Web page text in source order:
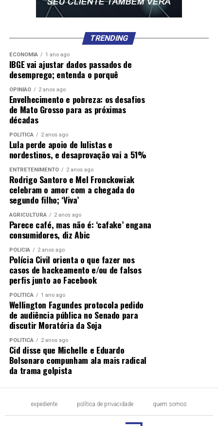
TRENDING
ECONOMIA 1 ano ago
IBGE vai ajustar dados passados de
desemprego; entenda o porquê
OPINIÃO 2 anos ago
Envelhecimento e pobreza: os desafios
de Mato Grosso para as próximas
décadas
POLÍTICA 2 anos ago
Lula perde apoio de lulistas e
nordestinos, e desaprovação vai a 51%
ENTRETENIMENTO 2 anos ago
Rodrigo Santoro e Mel Fronckowiak
celebram o amor com a chegada do
segundo filho; ‘Viva’
AGRICULTURA 2 anos ago
Parece café, mas não é: ‘cafake’ engana
consumidores, diz Abic
POLÍCIA 2 anos ago
Polícia Civil orienta o que fazer nos
casos de hackeamento e/ou de falsos
perfis junto ao Facebook
POLÍTICA 1 ano ago
Wellington Fagundes protocola pedido
de audiência pública no Senado para
discutir Moratória da Soja
POLÍTICA 2 anos ago
Cid disse que Michelle e Eduardo
Bolsonaro compunham ala mais radical
da trama golpista
expediente política de privacidade quem somos